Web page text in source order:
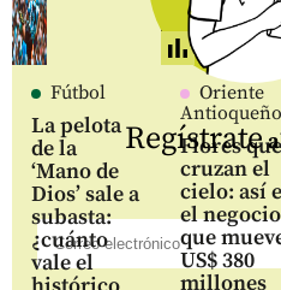
Fútbol
La pelota
de la
‘Mano de
Dios’ sale a
subasta:
¿cuánto
vale el
Oriente
Antioqueño
Flores que
cruzan el
cielo: así
el negocio
que
US$ 380
millones
Regístrate